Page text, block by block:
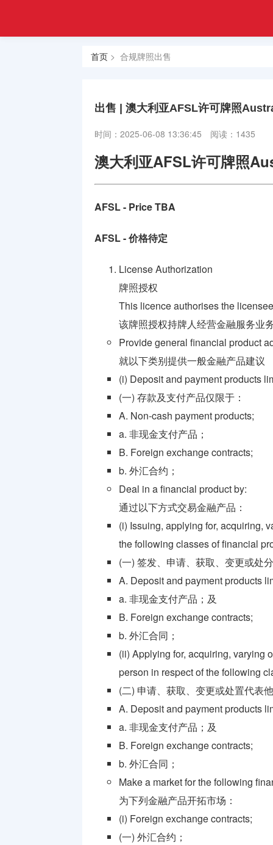
金融
牌照牌照
牌照
合规牌照
牌照
支付兑换
监管机构
首页 > 合规牌照出售
出售 | 澳大利亚AFSL许可牌照
时间：2025-06-08 13:36:45 阅读：1435
澳大利亚AFSL许可牌照
AFSL - Price TBA
AFSL - 价格待定
License Authorization
牌照授权
This licence authorises the
该牌照授权持牌人经营金融服务业
Provide general financial product
就以下类别提供一般金融产品建议
(i) Deposit and payment products
(一) 存款及支付产品仅限于：
A. Non-cash payment products;
a. 非现金支付产品；
B. Foreign exchange contracts;
b. 外汇合约；
Deal in a financial product by:
通过以下方式交易金融产品：
(i) Issuing, applying for, acquiring,
the following classes of financial
(一) 签发、申请、获取、变更或处
A. Deposit and payment products
a. 非现金支付产品；及
B. Foreign exchange contracts;
b. 外汇合同；
(ii) Applying for, acquiring, varying
person in respect of the following
(二) 申请、获取、变更或处置代表
A. Deposit and payment products
a. 非现金支付产品；及
B. Foreign exchange contracts;
b. 外汇合同；
Make a market for the following
为下列金融产品开拓市场：
(i) Foreign exchange contracts;
(一) 外汇合约；